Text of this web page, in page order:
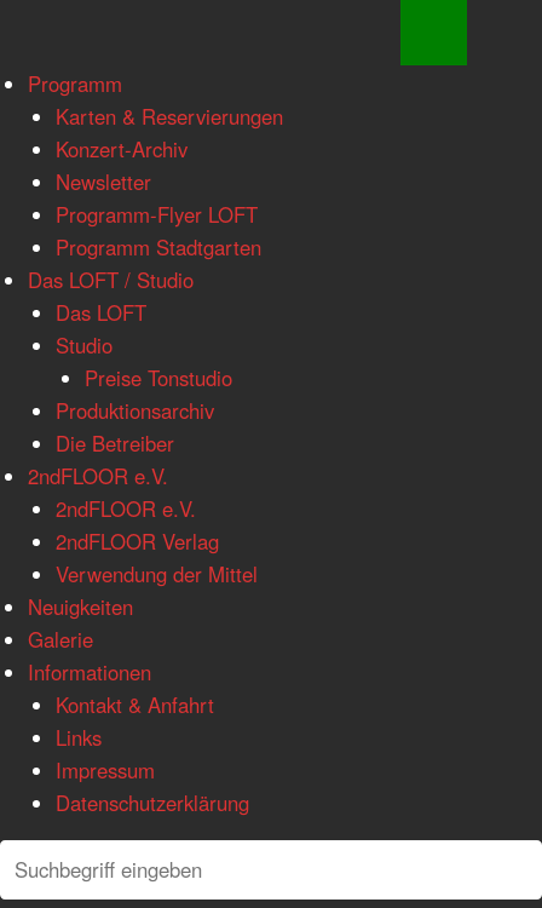
www.loftkoeln.de
navigation
Skip
content
Programm
Karten & Reservierungen
Konzert-Archiv
Newsletter
Programm-Flyer LOFT
Programm Stadtgarten
Das LOFT / Studio
Das LOFT
Studio
Preise Tonstudio
Produktionsarchiv
Die Betreiber
2ndFLOOR e.V.
2ndFLOOR e.V.
2ndFLOOR Verlag
Verwendung der Mittel
Neuigkeiten
Galerie
Informationen
Kontakt & Anfahrt
Links
Impressum
Datenschutzerklärung
Search
Search